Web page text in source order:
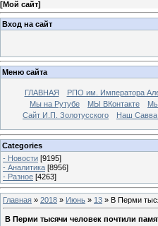
[Мой сайт]
Вход на сайт
Меню сайта
ГЛАВНАЯ РПО им. Императора
Мы на Рутубе
МЫ ВКонтакте
Сайт И.П. Золотусского
Наш
Categories
- Новости [9195]
- Аналитика [8956]
- Разное [4263]
Главная » 2018 » Июнь » 13 » В Перми
В Перми тысячи человек почтили